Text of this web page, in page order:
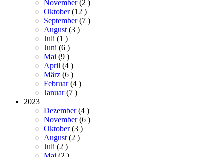
November(2 )
Oktober(12 )
September(7 )
August(3 )
Juli (1 )
Juni (6 )
Mai (9 )
April (4 )
März (6 )
Februar(4 )
Januar(7 )
2023
Dezember(4 )
November(6 )
Oktober(3 )
August(2 )
Juli (2 )